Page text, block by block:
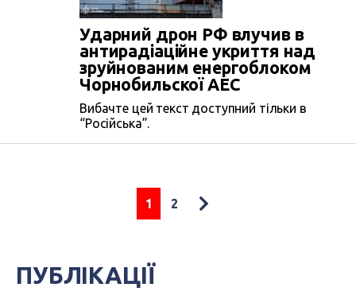
Ударний дрон РФ влучив в
антирадіаційне укриття над
зруйнованим енергоблоком
Чорнобильскої АЕС
Вибачте цей текст доступний тільки в
“Російська”.
1 2
ПУБЛІКАЦІЇ